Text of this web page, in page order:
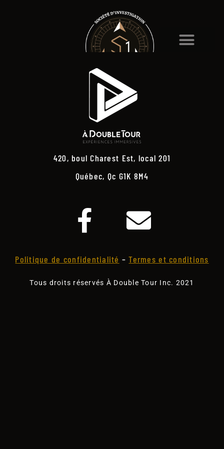
420, boul Charest Est, local 201
Québec, Qc G1K 8M4
Politique de confidentialité –Termes et conditions
Tous droits réservés À Double Tour Inc. 2021